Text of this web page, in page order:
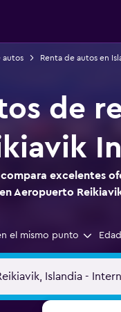
autos Renta de autos en
de
compara excelentes
Aeropuerto
el mismo punto